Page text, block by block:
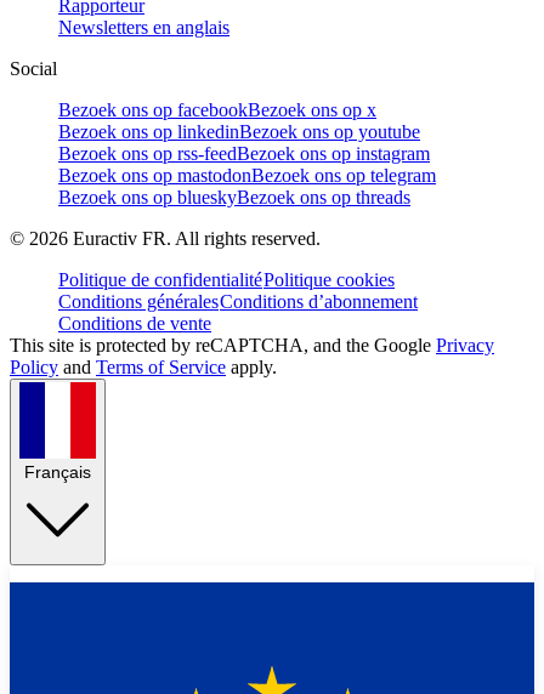
Rapporteur
Newsletters en anglais
Social
Bezoek ons op facebookBezoek ons op x
Bezoek ons op linkedinBezoek ons op youtube
Bezoek ons op rss-feedBezoek ons op instagram
Bezoek ons op mastodonBezoek ons op telegram
Bezoek ons op blueskyBezoek ons op threads
© 2026 Euractiv FR. All rights reserved.
Politique de confidentialitéPolitique cookies
Conditions généralesConditions d’abonnement
Conditions de vente
This site is protected by reCAPTCHA, and the Google Privacy
Policy and Terms of Service apply.
Français